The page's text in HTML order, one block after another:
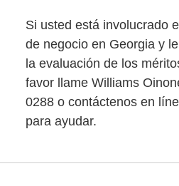
Si usted está involucrado
de negocio en Georgia y
la evaluación de los
favor llame Williams
0288 o contáctenos en
para ayudar.